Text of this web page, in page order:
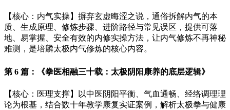
【核心：内气实操】摒弃玄虚晦涩之说，通俗拆解内气的本
质、生成原理、修炼步骤、进阶路径与常见误区，提供可落
地、易掌握、安全有效的内修实操方法，让内气修炼不再神秘
难测，是培麟太极内气修炼的核心内容。
第 6 篇：《拳医相融三十载：太极阴阳康养的底层逻辑》
【核心：医理支撑】以中医阴阳平衡、气血通畅、经络调理理
论为根基，结合数十年教学康复实证案例，解析太极拳与健康